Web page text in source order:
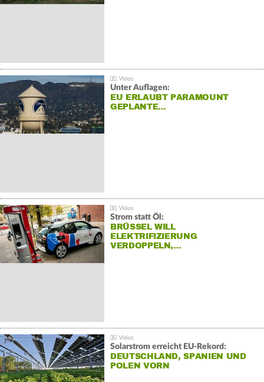
Unter Auflagen:
EU ERLAUBT PARAMOUNT
GEPLANTE…
Strom statt Öl:
BRÜSSEL WILL
ELEKTRIFIZIERUNG
VERDOPPELN,…
Solarstrom erreicht EU-Rekord:
DEUTSCHLAND, SPANIEN UND
POLEN VORN